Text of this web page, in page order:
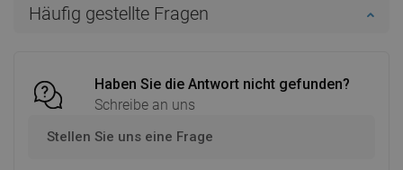
Häufig gestellte Fragen
Haben Sie die Antwort nicht gefunden?
Schreibe an uns
Stellen Sie uns eine Frage